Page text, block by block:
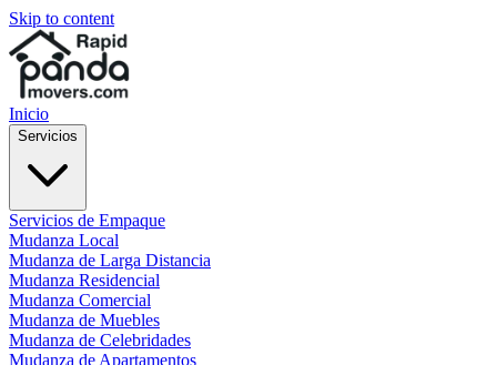
Skip to content
Inicio
Servicios
Servicios de Empaque
Mudanza Local
Mudanza de Larga Distancia
Mudanza Residencial
Mudanza Comercial
Mudanza de Muebles
Mudanza de Celebridades
Mudanza de Apartamentos